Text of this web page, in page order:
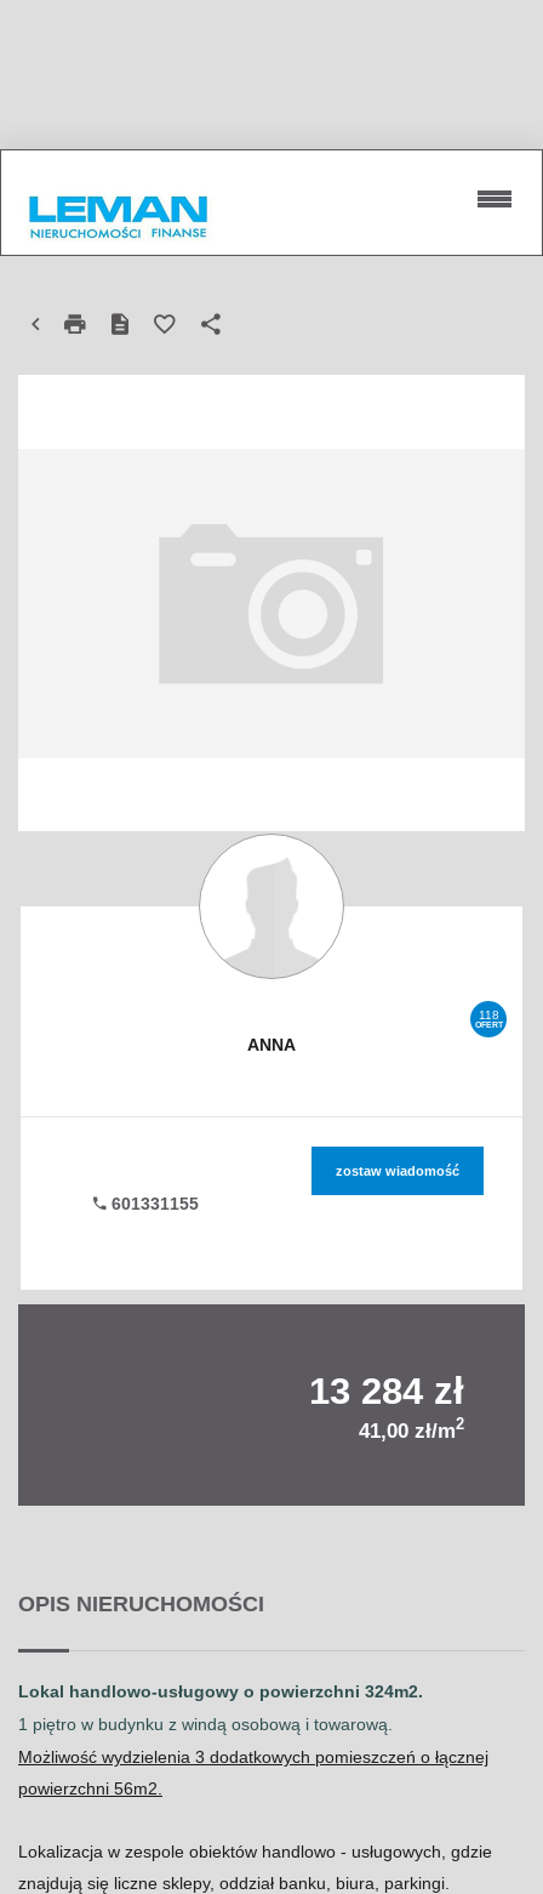
LUBLIN, BRONOWICE
118
OFERT
ANNA
601331155
zostaw wiadomość
13 284 zł
41,00 zł/m2
OPIS NIERUCHOMOŚCI
Lokal handlowo-usługowy o powierzchni 324m2.
1 piętro w budynku z windą osobową i towarową.
Możliwość wydzielenia 3 dodatkowych pomieszczeń o łącznej
powierzchni 56m2.
Lokalizacja w zespole obiektów handlowo - usługowych, gdzie
znajdują się liczne sklepy, oddział banku, biura, parkingi.